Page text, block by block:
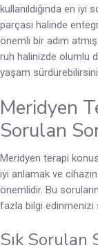
kullanıldığında en iyi
parçası halinde
önemli bir adım
ruh halinizde olumlu
yaşam
Meridyen
Sorulan
Meridyen terapi
iyi anlamak ve
önemlidir. Bu soruların
fazla bilgi edinmenizi
Sık Sorulan